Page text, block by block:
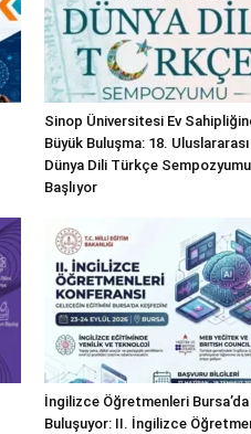
Sinop Üniversitesi Ev
Büyük Buluşma: 18. Uluslararası
Dünya Dili Türkçe Sempozyumu
Başlıyor
İngilizce Öğretmenleri Bursa’da
Buluşuyor: II. İngilizce